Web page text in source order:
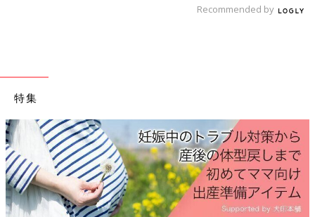
Recommended by
特集